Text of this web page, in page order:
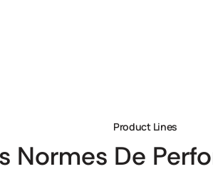
Product Lines
Normes De